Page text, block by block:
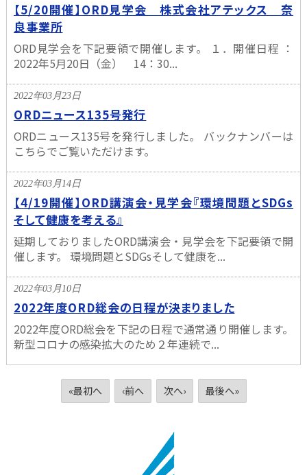
【5/20開催】ORD見学会 株式会社アテックス 奈
良事業所
ORD見学会を下記要領で開催します。 １．開催日程 ：
2022年5月20日（金） 14：30...
2022年03月23日
ORDニュース135号発行
ORDニュース135号を発行しました。 バックナンバーは
こちらでご覧いただけます。
2022年03月14日
【4/19開催】ORD講演会・見学会『環境問題とSDGs
そして健康を考える』
延期しておりましたORD講演会・見学会を下記要領で開
催します。 環境問題とSDGsそして健康を...
2022年03月10日
2022年度ORD総会の日程が決まりました
2022年度ORD総会を下記の日程で通常通り開催します。
新型コロナの感染拡大のため２年連続で...
«最初へ ‹前へ 次へ› 最後へ»